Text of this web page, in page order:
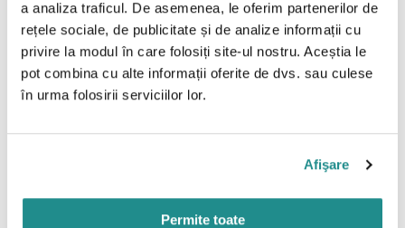
a analiza traficul. De asemenea, le oferim partenerilor de
rețele sociale, de publicitate și de analize informații cu
privire la modul în care folosiți site-ul nostru. Aceștia le
pot combina cu alte informații oferite de dvs. sau culese
în urma folosirii serviciilor lor.
Afişare
Permite toate
Mamaliga 200g
7 lei
Palina
100g 5 lei
Sandwiches
21 lei
Sandwich cu Snitel de Pui